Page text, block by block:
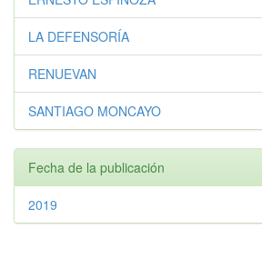
LA DEFENSORÍA
RENUEVAN
SANTIAGO MONCAYO
Fecha de la publicación
2019